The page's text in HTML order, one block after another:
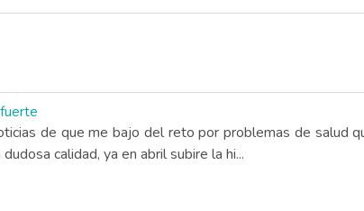
de que me bajo del reto por problemas de salud
calidad, ya en abril subire la hi...